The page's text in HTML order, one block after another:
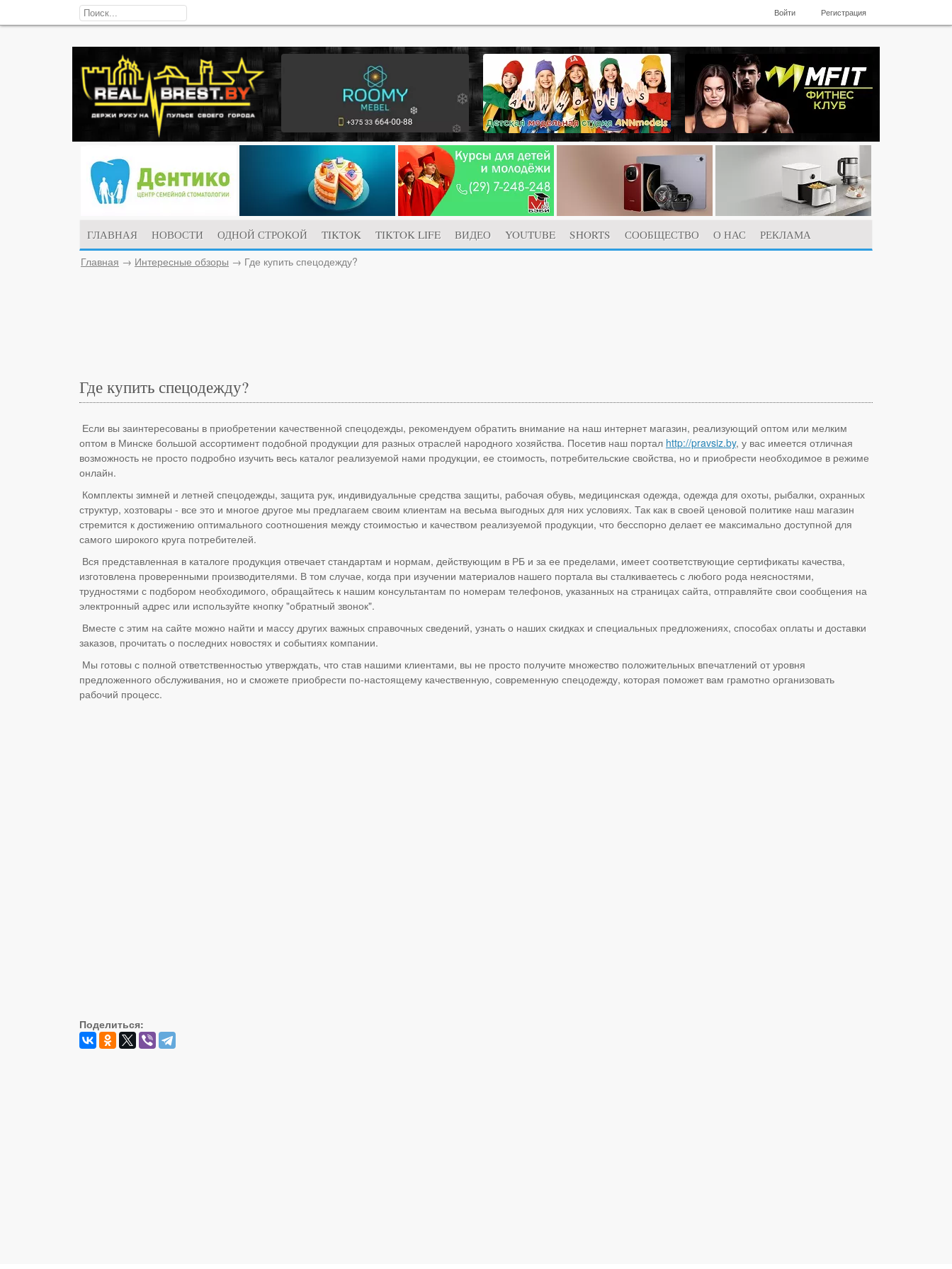
Войти Регистрация
ГЛАВНАЯ НОВОСТИ ОДНОЙ СТРОКОЙ TIKTOK TIKTOK LIFE ВИДЕО YOUTUBE SHORTS СООБЩЕСТВО О НАС
РЕКЛАМА
Главная → Интересные обзоры → Где купить спецодежду?
Где купить спецодежду?
Если вы заинтересованы в приобретении качественной спецодежды, рекомендуем обратить внимание на наш интернет магазин, реализующий оптом или мелким
оптом в Минске большой ассортимент подобной продукции для разных отраслей народного хозяйства. Посетив наш портал http://pravsiz.by, у вас имеется отличная
возможность не просто подробно изучить весь каталог реализуемой нами продукции, ее стоимость, потребительские свойства, но и приобрести необходимое в режиме
онлайн.
Комплекты зимней и летней спецодежды, защита рук, индивидуальные средства защиты, рабочая обувь, медицинская одежда, одежда для охоты, рыбалки, охранных
структур, хозтовары - все это и многое другое мы предлагаем своим клиентам на весьма выгодных для них условиях. Так как в своей ценовой политике наш магазин
стремится к достижению оптимального соотношения между стоимостью и качеством реализуемой продукции, что бесспорно делает ее максимально доступной для
самого широкого круга потребителей.
Вся представленная в каталоге продукция отвечает стандартам и нормам, действующим в РБ и за ее пределами, имеет соответствующие сертификаты качества,
изготовлена проверенными производителями. В том случае, когда при изучении материалов нашего портала вы сталкиваетесь с любого рода неясностями,
трудностями с подбором необходимого, обращайтесь к нашим консультантам по номерам телефонов, указанных на страницах сайта, отправляйте свои сообщения на
электронный адрес или используйте кнопку "обратный звонок".
Вместе с этим на сайте можно найти и массу других важных справочных сведений, узнать о наших скидках и специальных предложениях, способах оплаты и доставки
заказов, прочитать о последних новостях и событиях компании.
Мы готовы с полной ответственностью утверждать, что став нашими клиентами, вы не просто получите множество положительных впечатлений от уровня
предложенного обслуживания, но и сможете приобрести по-настоящему качественную, современную спецодежду, которая поможет вам грамотно организовать
рабочий процесс.
Поделиться: